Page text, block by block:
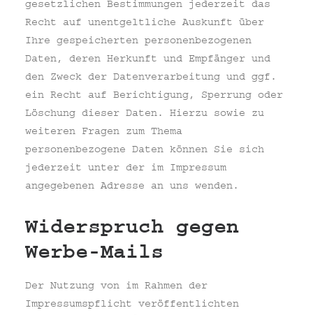
gesetzlichen Bestimmungen jederzeit das
Recht auf unentgeltliche Auskunft über
Ihre gespeicherten personenbezogenen
Daten, deren Herkunft und Empfänger und
den Zweck der Datenverarbeitung und ggf.
ein Recht auf Berichtigung, Sperrung oder
Löschung dieser Daten. Hierzu sowie zu
weiteren Fragen zum Thema
personenbezogene Daten können Sie sich
jederzeit unter der im Impressum
angegebenen Adresse an uns wenden.
Widerspruch gegen
Werbe-Mails
Der Nutzung von im Rahmen der
Impressumspflicht veröffentlichten